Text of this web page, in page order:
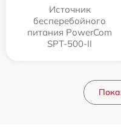
Источник
бесперебойного
питания PowerCom
SPT-500-II